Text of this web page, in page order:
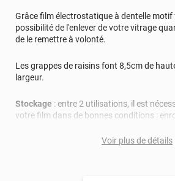
Grâce film électrostatique à dentelle motif
possibilité de l'enlever de votre vitrage
de le remettre à volonté.
Les grappes de raisins font 8,5cm de
largeur.
Stockage : entre 2 utilisations, il est
votre film dans de bonnes conditions :
de le réutiliser lavez-le avec de l'eau en
Voir plus de détails